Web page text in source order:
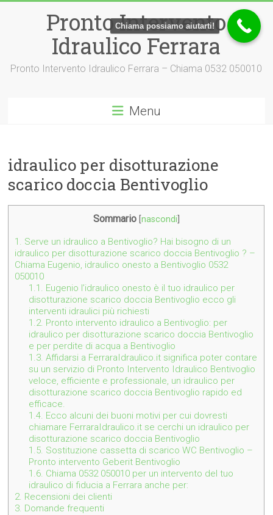
Pronto Intervento
Idraulico Ferrara
Pronto Intervento Idraulico Ferrara – Chiama 0532 050010
Menu
idraulico per disotturazione
scarico doccia Bentivoglio
Sommario nascondi
1. Serve un idraulico a Bentivoglio? Hai bisogno di un
idraulico per disotturazione scarico doccia Bentivoglio ? –
Chiama Eugenio, idraulico onesto a Bentivoglio 0532
050010
1.1. Eugenio l’idraulico onesto è il tuo idraulico per
disotturazione scarico doccia Bentivoglio ecco gli
interventi idraulici più richiesti
1.2. Pronto intervento idraulico a Bentivoglio: per
idraulico per disotturazione scarico doccia Bentivoglio
e per perdite di acqua a Bentivoglio
1.3. Affidarsi a FerraraIdraulico.it significa poter contare
su un servizio di Pronto Intervento Idraulico Bentivoglio
veloce, efficiente e professionale, un idraulico per
disotturazione scarico doccia Bentivoglio rapido ed
efficace.
1.4. Ecco alcuni dei buoni motivi per cui dovresti
chiamare FerraraIdraulico.it se cerchi un idraulico per
disotturazione scarico doccia Bentivoglio
1.5. Sostituzione cassetta di scarico WC Bentivoglio –
Pronto intervento Geberit Bentivoglio
1.6. Chiama 0532 050010 per un intervento del tuo
idraulico di fiducia a Ferrara anche per:
2. Recensioni dei clienti
3. Domande frequenti
Chiama possiamo aiutarti!